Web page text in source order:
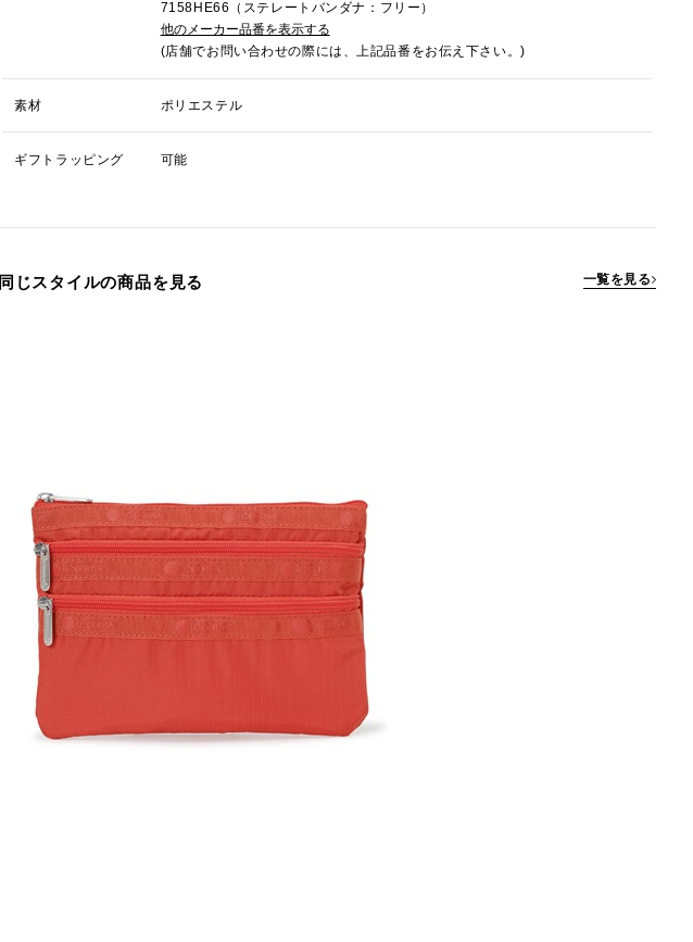
7158HE66（ステレートバンダナ：フリー）
他のメーカー品番を表示する
(店舗でお問い合わせの際には、上記品番をお伝え下さい。)
素材 ポリエステル
ギフトラッピング 可能
同じスタイルの商品を見る 一覧を見る